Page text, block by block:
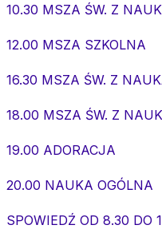
10.30 MSZA ŚW. Z
12.00 MSZA SZKOLNA
16.30 MSZA ŚW. Z
18.00 MSZA ŚW. Z
19.00 ADORACJA
20.00 NAUKA OGÓLNA
SPOWIEDŹ OD 8.30 DO